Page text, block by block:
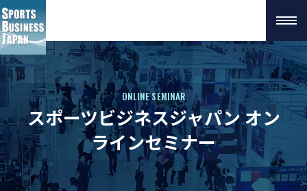
ONLINE SEMINAR
スポーツビジネスジャパン オン
ラインセミナー